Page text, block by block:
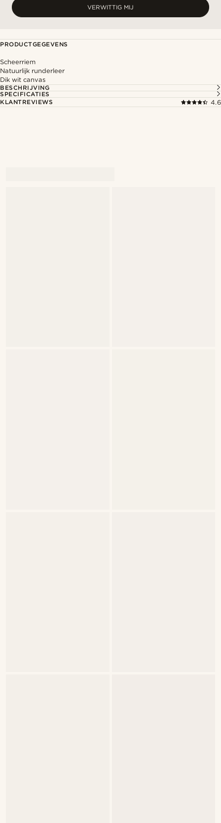
VERWITTIG MIJ
PRODUCTGEGEVENS
Scheerriem
Natuurlijk runderleer
Dik wit canvas
BESCHRIJVING
SPECIFICATIES
KLANTREVIEWS
4.6